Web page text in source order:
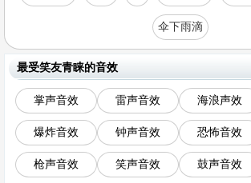
伞下雨滴
最受笑友青睐的音效
掌声音效 雷声音效 海浪声效
爆炸音效 钟声音效 恐怖音效
枪声音效 笑声音效 鼓声音效